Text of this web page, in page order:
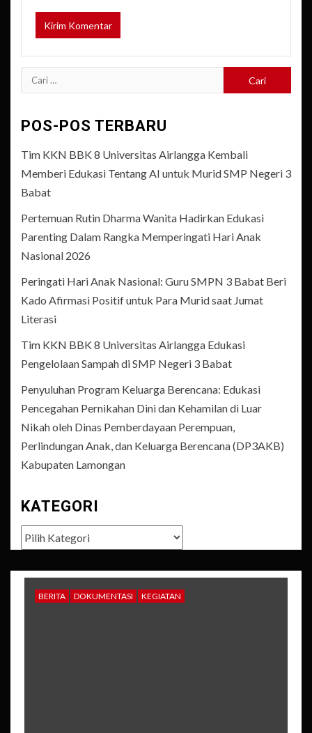
Cari
untuk:
POS-POS TERBARU
Tim KKN BBK 8 Universitas Airlangga Kembali
Memberi Edukasi Tentang AI untuk Murid SMP Negeri 3
Babat
Pertemuan Rutin Dharma Wanita Hadirkan Edukasi
Parenting Dalam Rangka Memperingati Hari Anak
Nasional 2026
Peringati Hari Anak Nasional: Guru SMPN 3 Babat Beri
Kado Afirmasi Positif untuk Para Murid saat Jumat
Literasi
Tim KKN BBK 8 Universitas Airlangga Edukasi
Pengelolaan Sampah di SMP Negeri 3 Babat
Penyuluhan Program Keluarga Berencana: Edukasi
Pencegahan Pernikahan Dini dan Kehamilan di Luar
Nikah oleh Dinas Pemberdayaan Perempuan,
Perlindungan Anak, dan Keluarga Berencana (DP3AKB)
Kabupaten Lamongan
KATEGORI
Kategori
BERITA DOKUMENTASI KEGIATAN